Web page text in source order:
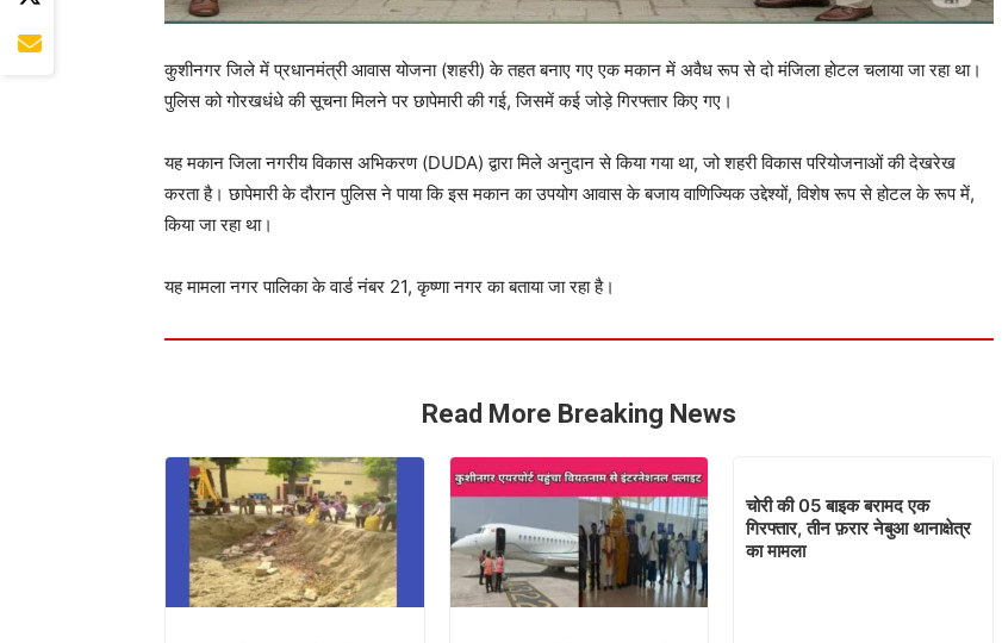
कुशीनगर जिले में प्रधानमंत्री आवास योजना (शहरी) के तहत बनाए गए एक मकान में अवैध रूप से दो मंजिला होटल चलाया जा रहा था।
पुलिस को गोरखधंधे की सूचना मिलने पर छापेमारी की गई, जिसमें कई जोड़े गिरफ्तार किए गए।
यह मकान जिला नगरीय विकास अभिकरण (DUDA) द्वारा मिले अनुदान से किया गया था, जो शहरी विकास परियोजनाओं की देखरेख
करता है। छापेमारी के दौरान पुलिस ने पाया कि इस मकान का उपयोग आवास के बजाय वाणिज्यिक उद्देश्यों, विशेष रूप से होटल के रूप में,
किया जा रहा था।
यह मामला नगर पालिका के वार्ड नंबर 21, कृष्णा नगर का बताया जा रहा है।
Read More Breaking News
चोरी की 05 बाइक बरामद एक
गिरफ्तार, तीन फ़रार नेबुआ थानाक्षेत्र
का मामला